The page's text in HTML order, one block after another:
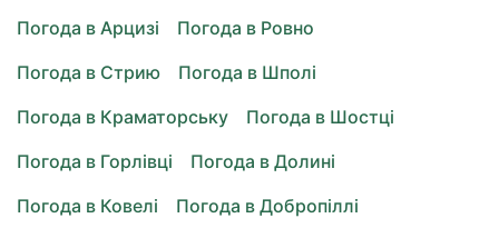
Погода в Арцизі
Погода в Ровно
Погода в Стрию
Погода в Шполі
Погода в Краматорську
Погода в Шостці
Погода в Горлівці
Погода в Долині
Погода в Ковелі
Погода в Добропіллі